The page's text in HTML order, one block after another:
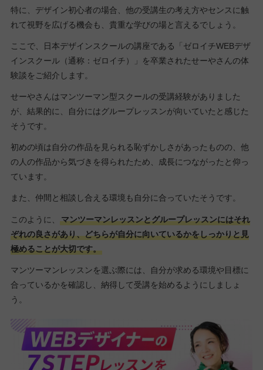
特に、デザイン初心者の場合、他の受講生の考え方やセンスに触
れて視野を広げる機会も、貴重な学びの場と言えるでしょう。
ここで、日本デザインスクールの講座である「ゼロイチWEBデザ
インスクール（通称：ゼロイチ）」を卒業されたせーやさんの体
験談をご紹介します。
せーやさんはマンツーマン型スクールの受講経験がありました
が、結果的に、自分にはグループレッスンが向いていたと感じた
そうです。
初めの頃は自分の作品を見られる恥ずかしさがあったものの、他
の人の作品から気づきを得られたため、成長につながったと仰っ
ています。
また、仲間と相談し合える環境も自分に合っていたそうです。
このように、
マンツーマンレッスンとグループレッスンにはそれ
ぞれの良さがあり、どちらが自分に向いているかをしっかりと見
極めることが大切です。
マンツーマンレッスンを選ぶ際には、自分が求める環境や目標に
合っているかを確認し、納得して受講を始めるようにしましょ
う。